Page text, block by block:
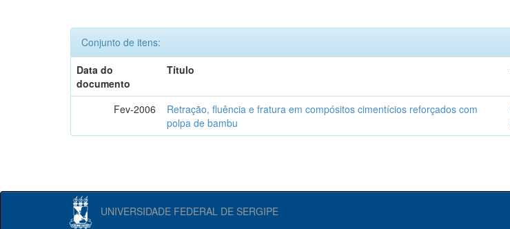
Conjunto de itens:
Data do
documento
Título
Fev-2006
Retração, fluência e fratura em compósitos cimentícios reforçados com
polpa de bambu
UNIVERSIDADE FEDERAL DE SERGIPE